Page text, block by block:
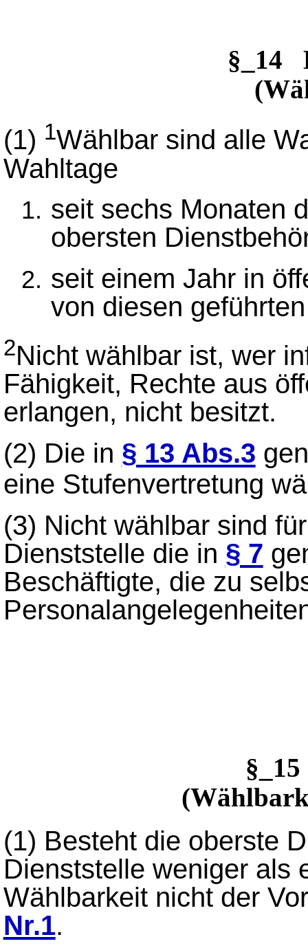
§_14
(1) 1Wählbar sind alle
Wahltage
seit sechs Monaten
obersten
seit einem Jahr in
von diesen
2Nicht wählbar ist, wer
Fähigkeit, Rechte aus
erlangen, nicht besitzt.
(2) Die in § 13 Abs.3
eine Stufenvertretung
(3) Nicht wählbar sind
Dienststelle die in § 7
Beschäftigte, die zu
(1) Besteht die oberste
Dienststelle weniger als
Wählbarkeit nicht der
Nr.1.